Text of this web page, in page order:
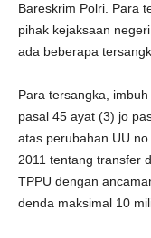
Bareskrim Polri. Para
pihak kejaksaan
ada beberapa
Para tersangka,
pasal 45 ayat (3) jo
atas perubahan UU
2011 tentang transfer
TPPU dengan
denda maksimal 10